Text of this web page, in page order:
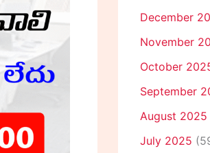
December
November
October
September
August 2025
July 2025